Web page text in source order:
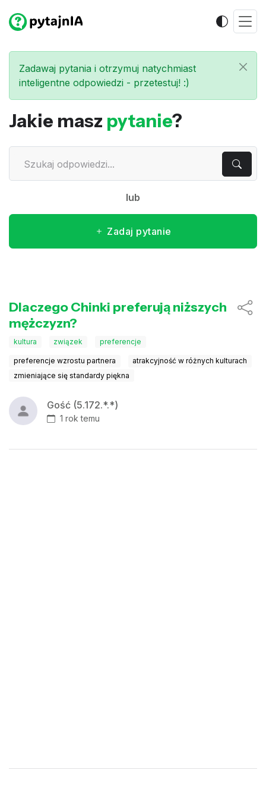
Zadawaj pytania i otrzymuj natychmiast
inteligentne odpowiedzi - przetestuj! :)
Jakie masz pytanie?
lub
Zadaj pytanie
Dlaczego Chinki preferują niższych
mężczyzn?
kultura związek preferencje
preferencje wzrostu partnera
atrakcyjność w różnych kulturach
zmieniające się standardy piękna
Gość (5.172.*.*)
1 rok temu